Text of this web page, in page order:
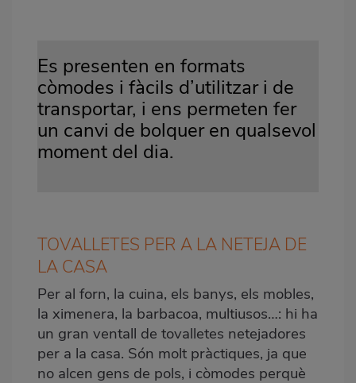
Es presenten en formats
còmodes i fàcils d’utilitzar i de
transportar, i ens permeten fer
un canvi de bolquer en qualsevol
moment del dia.
TOVALLETES PER A LA NETEJA DE
LA CASA
Per al forn, la cuina, els banys, els mobles,
la ximenera, la barbacoa, multiusos…: hi ha
un gran ventall de tovalletes netejadores
per a la casa. Són molt pràctiques, ja que
no alcen gens de pols, i còmodes perquè